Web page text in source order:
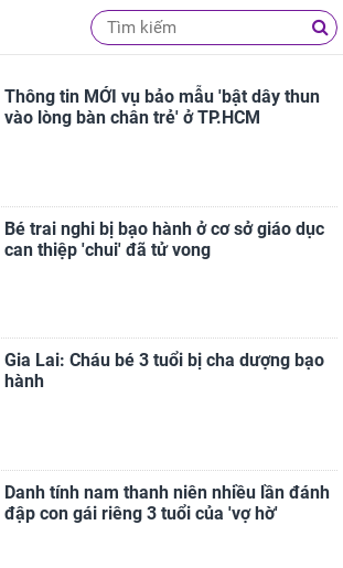
Thông tin MỚI vụ bảo mẫu 'bật dây thun
vào lòng bàn chân trẻ' ở TP.HCM
Bé trai nghi bị bạo hành ở cơ sở giáo dục
can thiệp 'chui' đã tử vong
Gia Lai: Cháu bé 3 tuổi bị cha dượng bạo
hành
Danh tính nam thanh niên nhiều lần đánh
đập con gái riêng 3 tuổi của 'vợ hờ'